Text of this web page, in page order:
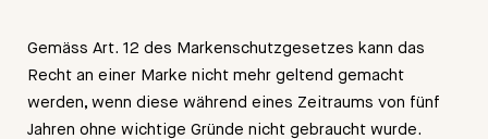
Gemäss Art. 12 des Markenschutzgesetzes kann das
Recht an einer Marke nicht mehr geltend gemacht
werden, wenn diese während eines Zeitraums von fünf
Jahren ohne wichtige Gründe nicht gebraucht wurde.